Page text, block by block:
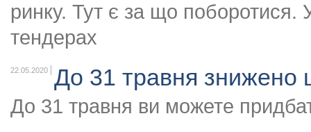
ринку. Тут є за що поборотися.
тендерах
22.05.2020 До 31 травня знижено
До 31 травня ви можете